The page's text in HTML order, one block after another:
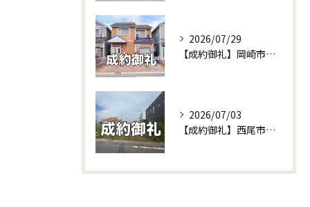
2026/07/29
【成約御礼】岡崎市渡町の中古戸建がご成約となりました！＆新規販売予告も♪
2026/07/03
【成約御礼】西尾市富山の土地をご成約いただきました！相続不動産の賢い活用法と建て替えのリアルな事例をご紹介✨